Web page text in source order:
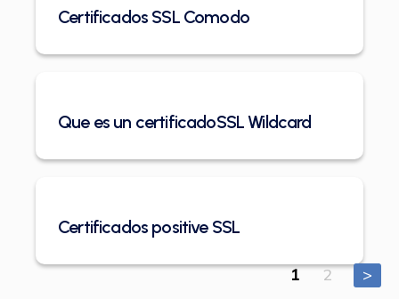
Certificados SSL Comodo
Que es un certificadoSSL Wildcard
Certificados positive SSL
1 2 >